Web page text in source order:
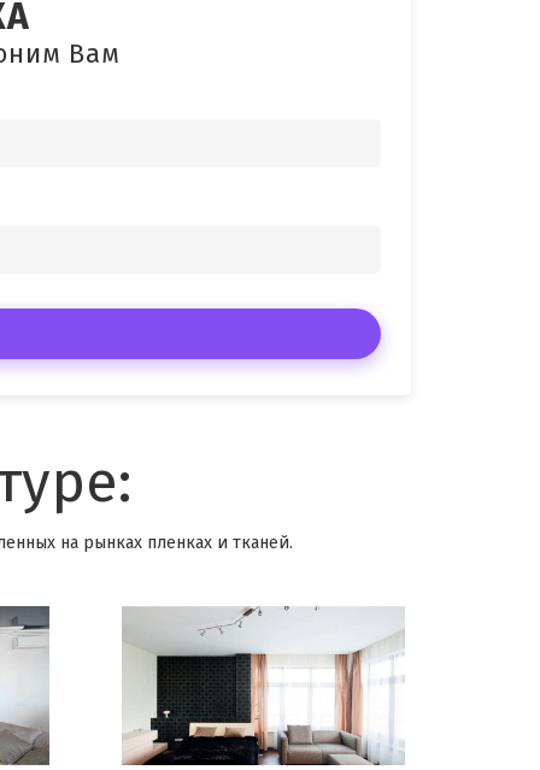
Вам
на рынках пленках и тканей.